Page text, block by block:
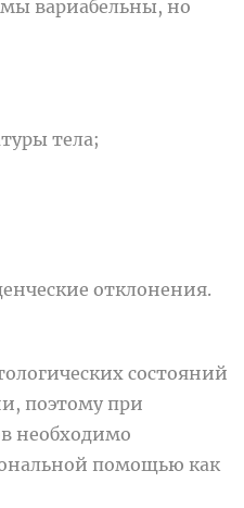
вариабельны, но
тела;
отклонения.
состояний
поэтому при
необходимо
помощью как